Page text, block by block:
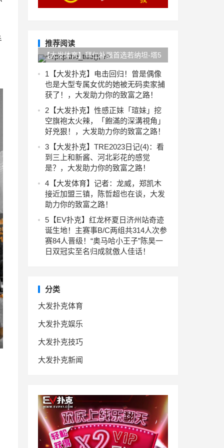
推荐阅读
【大发体育】拜仁补强首选若纳坦-塔5
对抗0成功+4犯规 6.5分全队最低&半场
换下，大发助力你的致富之路！
1 【大发扑克】电击回归！曾是偶像
也是大型专属女优的她被无码卖家捕
获了！，大发助力你的致富之路！
2 【大发扑克】性感正妹「瑄妹」挖
空旗袍太火辣，「飽滿的深溝視角」
好兇狠！，大发助力你的致富之路！
3 【大发扑克】TRE2023日记(4)：看
到三上和新酱、河北彩花的感觉
是？，大发助力你的致富之路！
4 【大发体育】记者：龙威，郑凯木
接近加盟三镇，陈哲超也在谈，大发
助力你的致富之路！
5 【EV扑克】红龙杯夏日济州站奇迹
诞生地！主赛事B/C两组共314人次参
赛84人晋级！“奥马哈小王子”陈昊一
日双冠实至名归成就傲人佳话！
分类
大发扑克体育
大发扑克娱乐
大发扑克技巧
大发扑克新闻